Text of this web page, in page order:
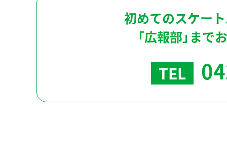
初めてのスケー
「広報部」ま
TEL